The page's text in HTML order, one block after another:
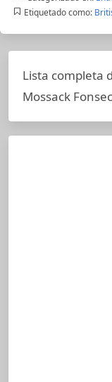
Etiquetado como:
Lista completa
Mossack